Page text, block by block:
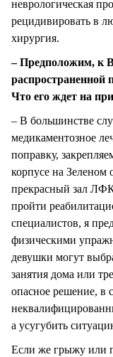
неврологическая
рецидивировать в
хирургия.
– Предположим, к
распространенной
Что его ждет на
– В большинстве
медикаментозное
поправку,
корпусе на Зеленом
прекрасный зал
пройти
специалистов, я
физическими
девушки могут
занятия дома или
опасное решение, в
а усугубить
Если же грыжу или